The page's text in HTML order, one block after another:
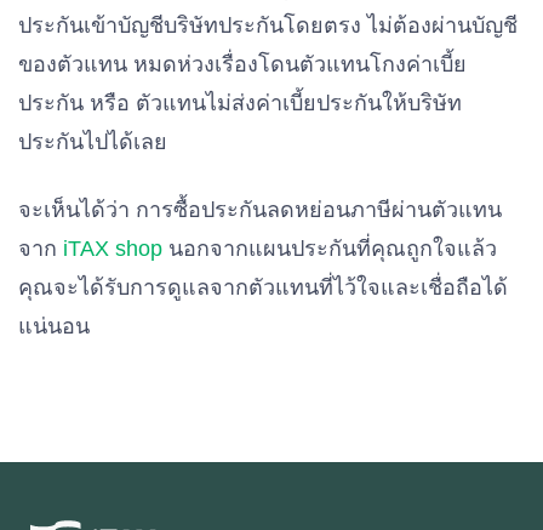
ประกันเข้าบัญชีบริษัทประกันโดยตรง ไม่ต้องผ่านบัญชี
ของตัวแทน หมดห่วงเรื่องโดนตัวแทนโกงค่าเบี้ย
ประกัน หรือ ตัวแทนไม่ส่งค่าเบี้ยประกันให้บริษัท
ประกันไปได้เลย
จะเห็นได้ว่า การซื้อประกันลดหย่อนภาษีผ่านตัวแทน
จาก iTAX shop นอกจากแผนประกันที่คุณถูกใจแล้ว
คุณจะได้รับการดูแลจากตัวแทนที่ไว้ใจและเชื่อถือได้
แน่นอน